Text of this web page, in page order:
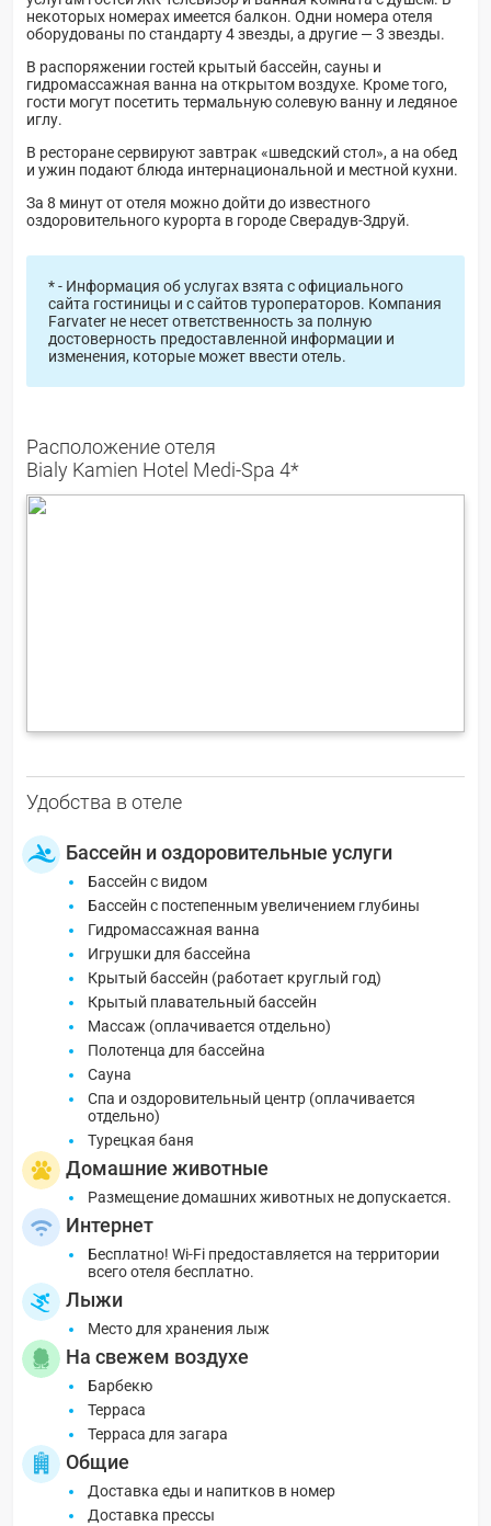
некоторых номерах имеется балкон. Одни номера отеля
оборудованы по стандарту 4 звезды, а другие — 3 звезды.
В распоряжении гостей крытый бассейн, сауны и
гидромассажная ванна на открытом воздухе. Кроме того,
гости могут посетить термальную солевую ванну и ледяное
иглу.
В ресторане сервируют завтрак «шведский стол», а на обед
и ужин подают блюда интернациональной и местной кухни.
За 8 минут от отеля можно дойти до известного
оздоровительного курорта в городе Сверадув-Здруй.
* - Информация об услугах взята с официального
сайта гостиницы и с сайтов туроператоров. Компания
Farvater не несет ответственность за полную
достоверность предоставленной информации и
изменения, которые может ввести отель.
Расположение отеля
Bialy Kamien Hotel Medi-Spa 4*
Удобства в отеле
Бассейн и оздоровительные услуги
Бассейн с видом
Бассейн с постепенным увеличением глубины
Гидромассажная ванна
Игрушки для бассейна
Крытый бассейн (работает круглый год)
Крытый плавательный бассейн
Массаж (оплачивается отдельно)
Полотенца для бассейна
Сауна
Спа и оздоровительный центр (оплачивается
отдельно)
Турецкая баня
Домашние животные
Размещение домашних животных не допускается.
Интернет
Бесплатно! Wi-Fi предоставляется на территории
всего отеля бесплатно.
Лыжи
Место для хранения лыж
На свежем воздухе
Барбекю
Терраса
Терраса для загара
Общие
Доставка еды и напитков в номер
Доставка прессы